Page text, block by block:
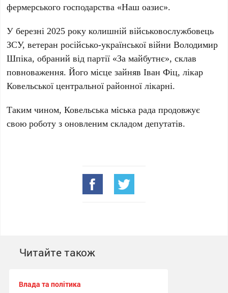
фермерського господарства «Наш оазис».
У березні 2025 року колишній військовослужбовець
ЗСУ, ветеран російсько-української війни Володимир
Шпіка, обраний від партії «За майбутнє», склав
повноваження. Його місце зайняв Іван Фіц, лікар
Ковельської центральної районної лікарні.
Таким чином, Ковельська міська рада продовжує
свою роботу з оновленим складом депутатів.
Читайте також
Влада та політика